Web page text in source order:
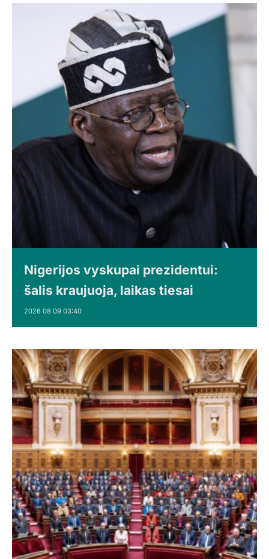
Nigerijos vyskupai prezidentui:
šalis kraujuoja, laikas tiesai
2026 08 09 03:40